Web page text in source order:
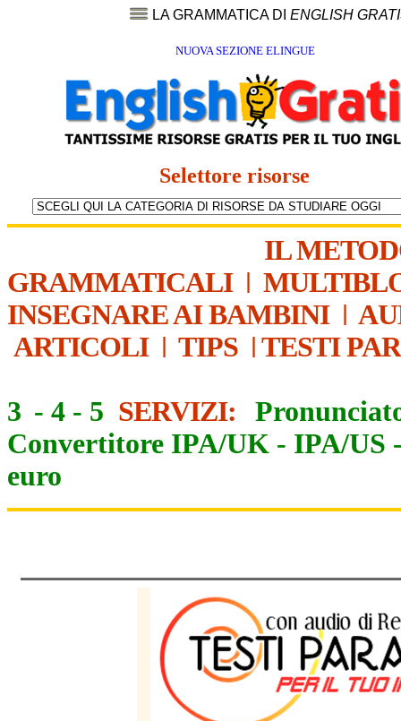
LA GRAMMATICA DI ENGLISH
NUOVA SEZIONE ELINGUE
Selettore risorse
IL
GRAMMATICALI|
INSEGNARE AI BAMBINI|
ARTICOLI| TIPS | TESTI
3 - 4 - 5 SERVIZI:
Convertitore IPA/UK - IPA/US
euro